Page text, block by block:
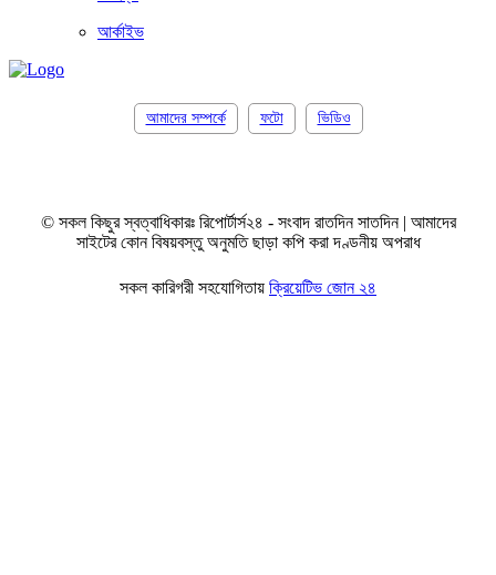
আর্কাইভ
আমাদের সম্পর্কে ফটো ভিডিও
© সকল কিছুর স্বত্বাধিকারঃ রিপোর্টার্স২৪ - সংবাদ রাতদিন সাতদিন | আমাদের
সাইটের কোন বিষয়বস্তু অনুমতি ছাড়া কপি করা দণ্ডনীয় অপরাধ
সকল কারিগরী সহযোগিতায় ক্রিয়েটিভ জোন ২৪